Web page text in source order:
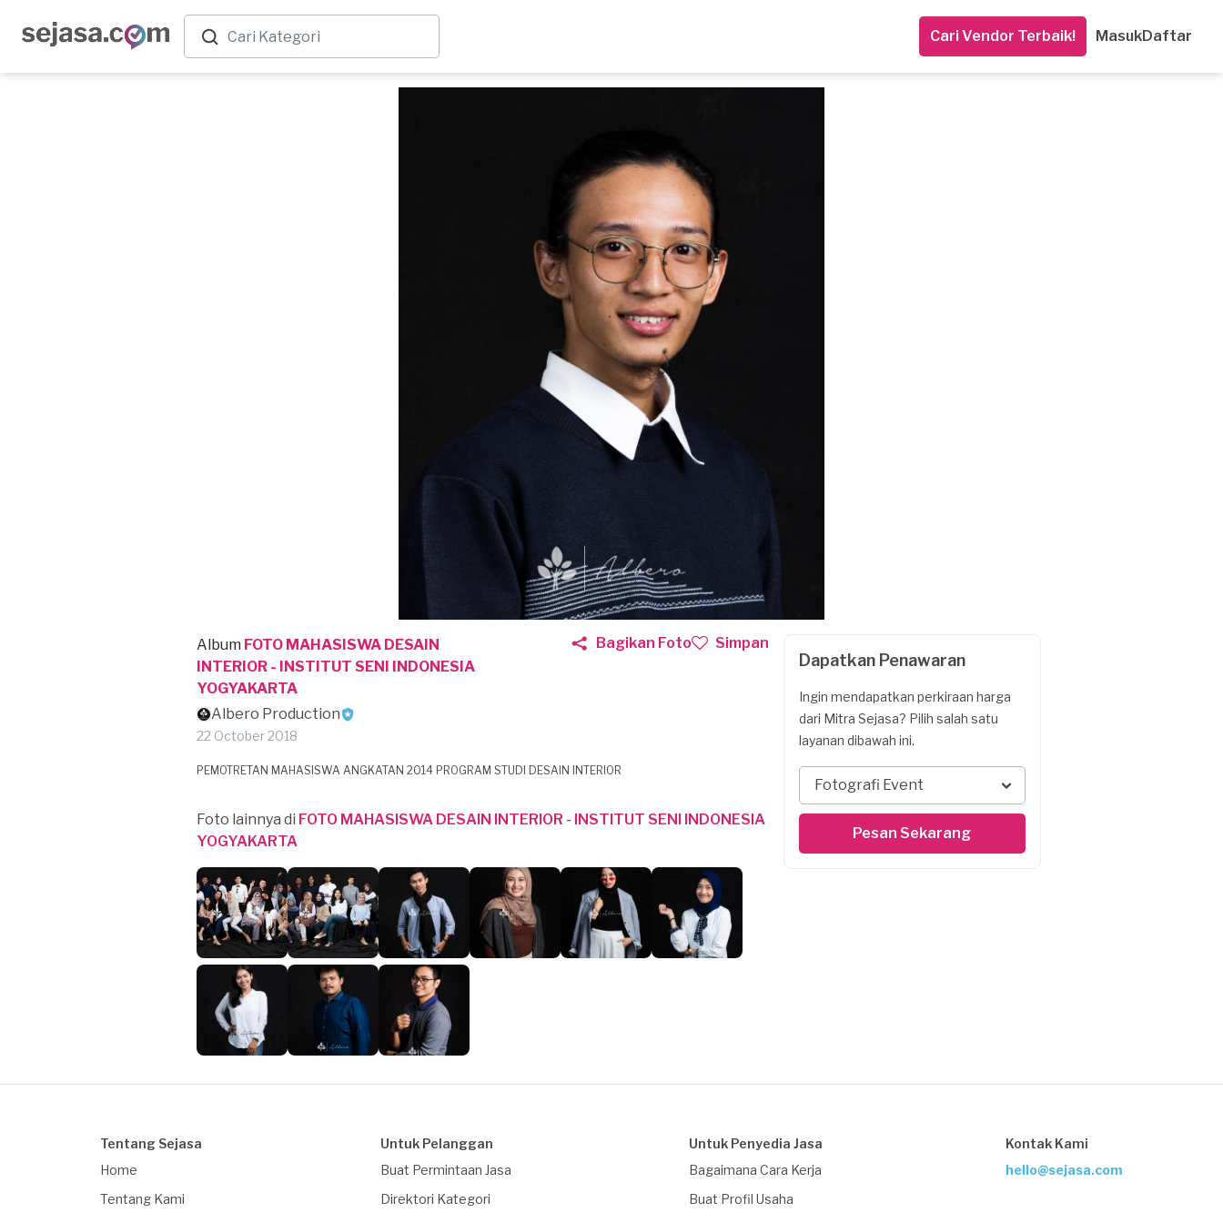
Cari Vendor Terbaik! MasukDaftar
Album FOTO MAHASISWA DESAIN
INTERIOR - INSTITUT SENI INDONESIA
YOGYAKARTA
Albero Production
22 October 2018
Bagikan Foto Simpan
PEMOTRETAN MAHASISWA ANGKATAN 2014 PROGRAM STUDI DESAIN INTERIOR
Foto lainnya di FOTO MAHASISWA DESAIN INTERIOR - INSTITUT SENI INDONESIA
YOGYAKARTA
Dapatkan Penawaran
Ingin mendapatkan perkiraan harga
dari Mitra Sejasa? Pilih salah satu
layanan dibawah ini.
Fotografi Event
Pesan Sekarang
Tentang Sejasa
Home
Tentang Kami
Untuk Pelanggan
Buat Permintaan Jasa
Direktori Kategori
Untuk Penyedia Jasa
Bagaimana Cara Kerja
Buat Profil Usaha
Kontak Kami
hello@sejasa.com